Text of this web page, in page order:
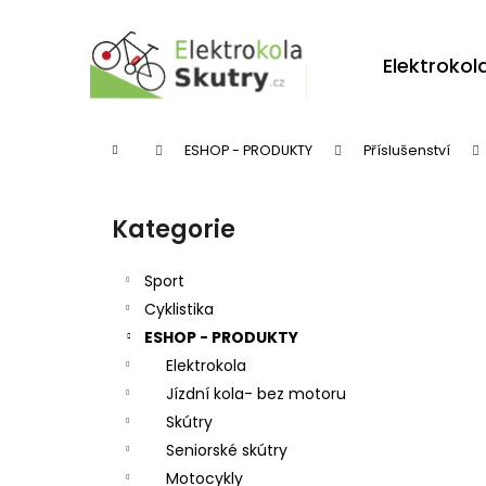
Domů ESHOP - PRODUKTY Příslušenství
Přeskočit
kategorie
Kategorie
Sport
Cyklistika
ESHOP - PRODUKTY
Elektrokola
Jízdní kola- bez motoru
Skútry
Seniorské skútry
Motocykly
Zpět
Zpět